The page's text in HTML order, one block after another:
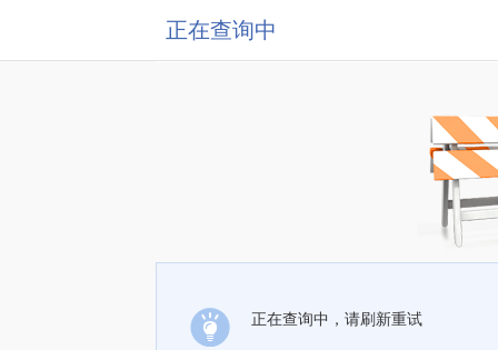
正在查询中
正在查询中，请刷新重试